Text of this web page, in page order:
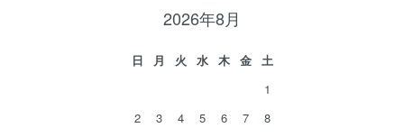
2026年8月
日 月 火 水 木 金
土
1
2
3 4 5 6 7
8